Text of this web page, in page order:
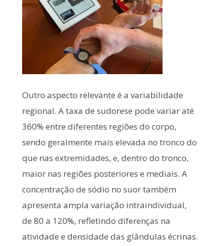
Outro aspecto relevante é a variabilidade
regional. A taxa de sudorese pode variar até
360% entre diferentes regiões do corpo,
sendo geralmente mais elevada no tronco do
que nas extremidades, e, dentro do tronco,
maior nas regiões posteriores e mediais. A
concentração de sódio no suor também
apresenta ampla variação intraindividual,
de 80 a 120%, refletindo diferenças na
atividade e densidade das glândulas écrinas.